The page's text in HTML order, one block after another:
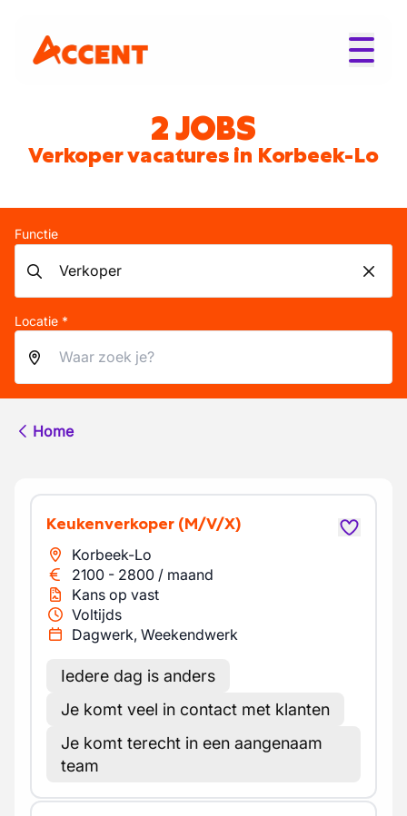
2 JOBS
Verkoper vacatures in Korbeek-Lo
Functie
Locatie *
Home
Keukenverkoper (M/V/X)
Korbeek-Lo
2100 - 2800 / maand
Kans op vast
Voltijds
Dagwerk, Weekendwerk
Iedere dag is anders
Je komt veel in contact met klanten
Je komt terecht in een aangenaam
team